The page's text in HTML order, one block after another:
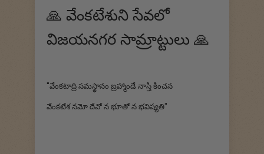
🙏 వేంకటేశుని సేవలో
విజయనగర సామ్రాట్టులు 🙏
"వేంకటాద్రి సమస్థానం బ్రహ్మాండే నాస్తి కించన
వేంకటేశ నమో దేవో న భూతో న భవిష్యతి"